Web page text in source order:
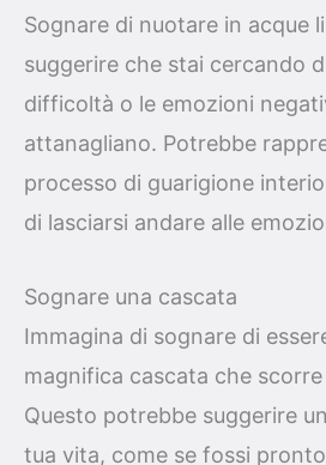
Sognare di nuotare in acque
suggerire che stai cercando
difficoltà o le emozioni
attanagliano. Potrebbe
processo di guarigione
di lasciarsi andare alle
Sognare una cascata
Immagina di sognare di
magnifica cascata che
Questo potrebbe suggerire
tua vita, come se fossi